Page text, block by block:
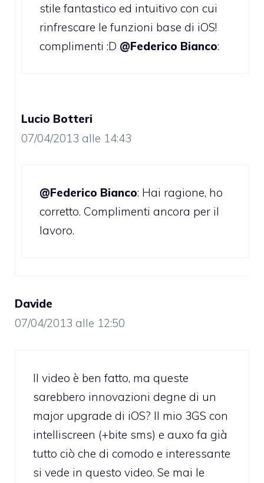
stile fantastico ed intuitivo con cui
rinfrescare le funzioni base di iOS!
complimenti :D @Federico Bianco:
Lucio Botteri
07/04/2013 alle 14:43
@Federico Bianco: Hai ragione, ho
corretto. Complimenti ancora per il
lavoro.
Davide
07/04/2013 alle 12:50
Il video è ben fatto, ma queste
sarebbero innovazioni degne di un
major upgrade di iOS? Il mio 3GS con
intelliscreen (+bite sms) e auxo fa già
tutto ciò che di comodo e interessante
si vede in questo video. Se mai le